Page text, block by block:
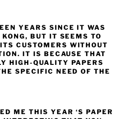
YEARS SINCE IT WAS
KONG, BUT IT SEEMS TO
CUSTOMERS WITHOUT
IT IS BECAUSE THAT
HIGH-QUALITY PAPERS
SPECIFIC NEED OF THE
ME THIS YEAR ‘S PAPER